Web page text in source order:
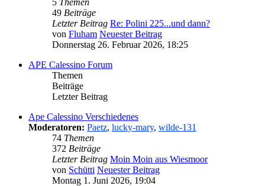
49 Beiträge
Letzter Beitrag Re: Polini 225...und dann?
von Fluham Neuester Beitrag
Donnerstag 26. Februar 2026, 18:25
APE Calessino Forum
Themen
Beiträge
Letzter Beitrag
Ape Calessino Verschiedenes
Moderatoren: Paetz, lucky-mary, wilde-131
74 Themen
372 Beiträge
Letzter Beitrag Moin Moin aus Wiesmoor
von Schütti Neuester Beitrag
Montag 1. Juni 2026, 19:04